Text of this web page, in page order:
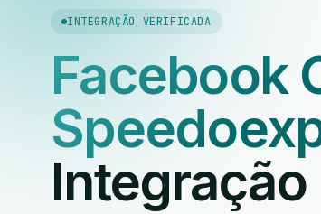
INTEGRAÇÃO VERIFICADA
Facebook
Integração